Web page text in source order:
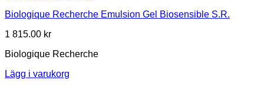
Biologique Recherche Emulsion Gel Biosensible S.R.
1 815.00 kr
Biologique Recherche
Lägg i varukorg